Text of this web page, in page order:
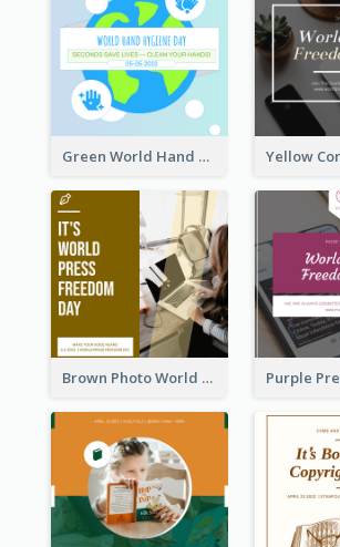
Green World Hand Hygiene Day Instagram Post
Brown Photo World Press Freedom Day Instagram Post